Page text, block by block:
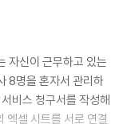
자신이 근무하고 있는
8명을 혼자서 관리하
비스 청구서를 작성해
엑셀 시트를 서로 연결